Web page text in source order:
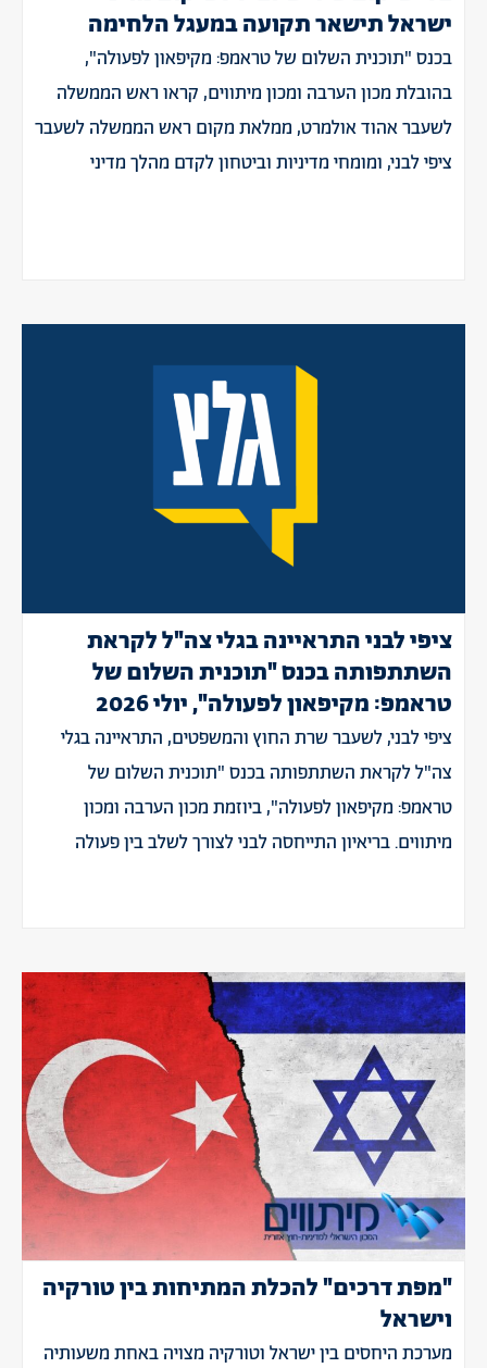
ישראל תישאר תקועה במעגל הלחימה
בכנס "תוכנית השלום של טראמפ: מקיפאון לפעולה",
בהובלת מכון הערבה ומכון מיתווים, קראו ראש הממשלה
לשעבר אהוד אולמרט, ממלאת מקום ראש הממשלה לשעבר
ציפי לבני, ומומחי מדיניות וביטחון לקדם מהלך מדיני
ציפי לבני התראיינה בגלי צה"ל לקראת
השתתפותה בכנס "תוכנית השלום של
טראמפ: מקיפאון לפעולה", יולי 2026
ציפי לבני, לשעבר שרת החוץ והמשפטים, התראיינה בגלי
צה"ל לקראת השתתפותה בכנס "תוכנית השלום של
טראמפ: מקיפאון לפעולה", ביוזמת מכון הערבה ומכון
מיתווים. בריאיון התייחסה לבני לצורך לשלב בין פעולה
"מפת דרכים" להכלת המתיחות בין טורקיה
וישראל
מערכת היחסים בין ישראל וטורקיה מצויה באחת משעותיה